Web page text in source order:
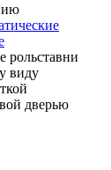
виду
дверью